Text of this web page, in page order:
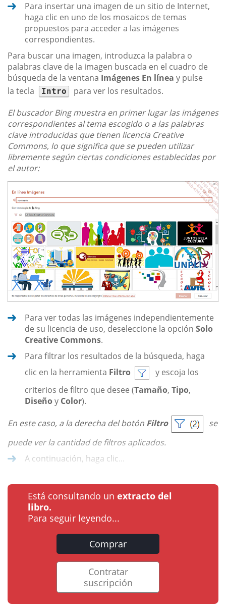
Para insertar una imagen de un sitio de Internet,
haga clic en uno de los mosaicos de temas
propuestos para acceder a las imágenes
correspondientes.
Para buscar una imagen, introduzca la palabra o
palabras clave de la imagen buscada en el cuadro de
búsqueda de la ventana Imágenes En línea y pulse
la tecla
Intro
para ver los resultados.
El buscador Bing muestra en primer lugar las imágenes
correspondientes al tema escogido o a las palabras
clave introducidas que tienen licencia Creative
Commons, lo que significa que se pueden utilizar
libremente según ciertas condiciones establecidas por
el autor:
Para ver todas las imágenes independientemente
de su licencia de uso, deseleccione la opción Solo
Creative Commons.
Para filtrar los resultados de la búsqueda, haga
clic en la herramienta Filtro
y escoja los
criterios de filtro que desee (Tamaño, Tipo,
Diseñoy Color).
En este caso, a la derecha del botón Filtro
se
puede ver la cantidad de filtros aplicados.
A continuación, haga clic...
Está consultando un extracto del
libro.
Para seguir leyendo...
Comprar
Contratar
suscripción